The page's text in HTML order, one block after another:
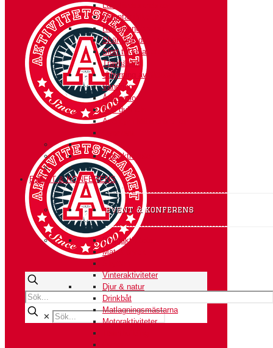
Långfärdsskridskor
Mountainbiketur
RIB arrangemang
Skärgårdsdag med grottor
Slott till koja- en kul-tur
Travhästar
Uthyrning av jättetält
Vandring
Ådö action
Ådö dubbeln
Äventyr i Mälarens vikar
Alla aktiviteter
EVENT & KONFERENS
event & konferens
Byggaktiviteter
Mat & dryck
Vinteraktiviteter
Djur & natur
Drinkbåt
Matlagningsmästarna
Motoraktiviteter
✕